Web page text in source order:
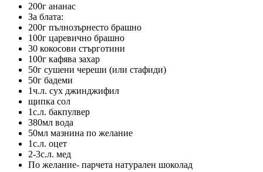
200г ананас
За блата:
200г пълнозърнесто брашно
100г царевично брашно
30 кокосови стърготини
100г кафява захар
50г сушени череши (или стафиди)
50г бадеми
1ч.л. сух джинджифил
щипка сол
1с.л. бакпулвер
380мл вода
50мл мазнина по желание
1с.л. оцет
2-3с.л. мед
По желание- парчета натурален шоколад